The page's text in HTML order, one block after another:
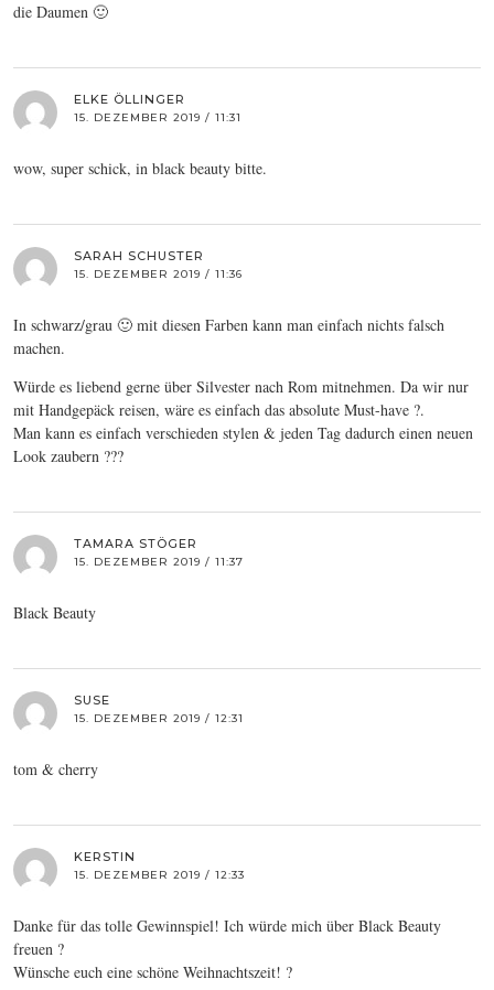
die Daumen 🙂
ELKE ÖLLINGER
15. DEZEMBER 2019 / 11:31
wow, super schick, in black beauty bitte.
SARAH SCHUSTER
15. DEZEMBER 2019 / 11:36
In schwarz/grau 🙂 mit diesen Farben kann man einfach nichts falsch
machen.
Würde es liebend gerne über Silvester nach Rom mitnehmen. Da wir nur
mit Handgepäck reisen, wäre es einfach das absolute Must-have ?.
Man kann es einfach verschieden stylen & jeden Tag dadurch einen neuen
Look zaubern ???
TAMARA STÖGER
15. DEZEMBER 2019 / 11:37
Black Beauty
SUSE
15. DEZEMBER 2019 / 12:31
tom & cherry
KERSTIN
15. DEZEMBER 2019 / 12:33
Danke für das tolle Gewinnspiel! Ich würde mich über Black Beauty
freuen ?
Wünsche euch eine schöne Weihnachtszeit! ?